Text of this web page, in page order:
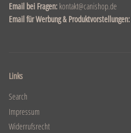
Email bei Fragen: kontakt@canishop.de
Email für Werbung & Produktvorstellungen:
Links
Search
Impressum
Widerrufsrecht